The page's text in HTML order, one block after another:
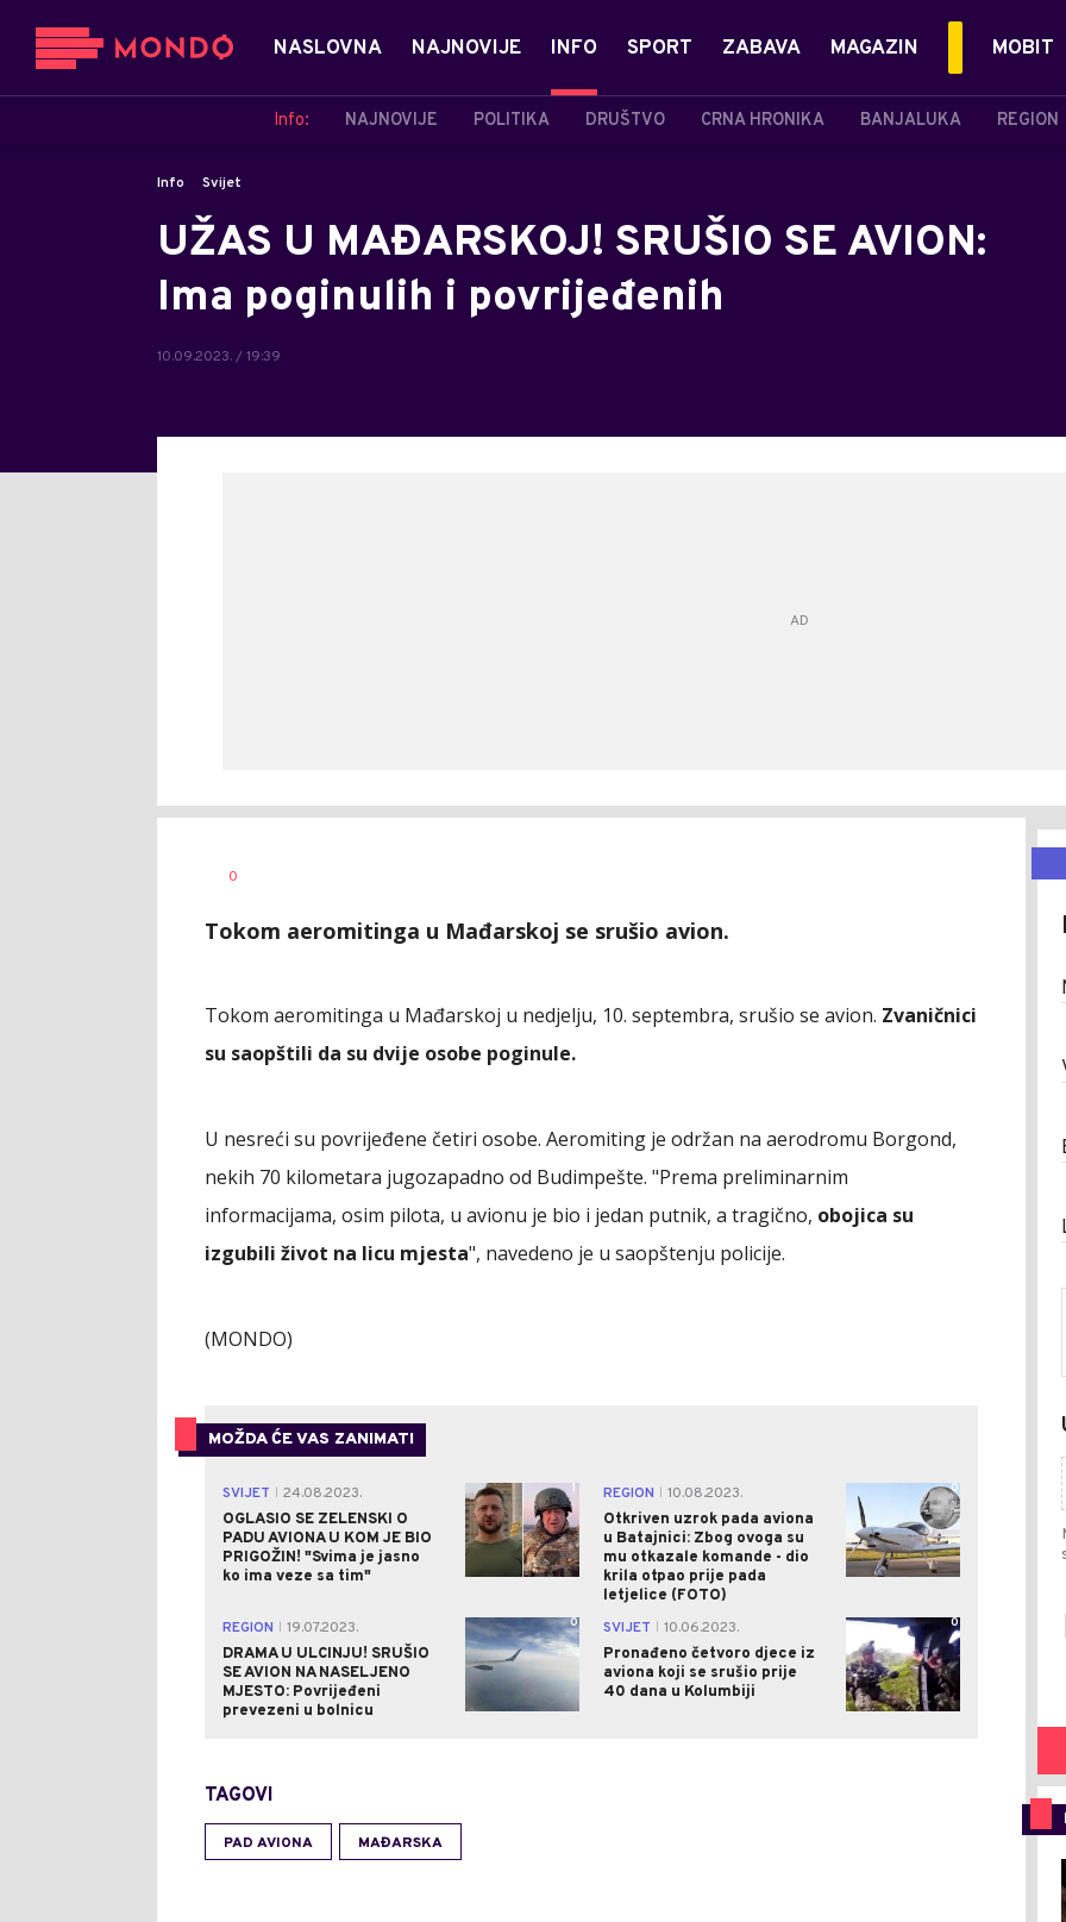
NASLOVNA NAJNOVIJE INFO
Info: NAJNOVIJE POLITIKA DRUŠTVO CRNA HRONIKA BANJALUKA REGION
SPORT ZABAVA MAGAZIN MOBIT
Info Svijet
UŽAS U MAĐARSKOJ! SRUŠIO SE AVION:
Ima poginulih i povrijeđenih
10.09.2023. / 19:39
AUTOR
0
Tokom aeromitinga u Mađarskoj se srušio avion.
Tokom aeromitinga u Mađarskoj u nedjelju, 10. septembra, srušio se avion. Zvaničnici
su saopštili da su dvije osobe poginule.
U nesreći su povrijeđene četiri osobe. Aeromiting je održan na aerodromu Borgond,
nekih 70 kilometara jugozapadno od Budimpešte. "Prema preliminarnim
informacijama, osim pilota, u avionu je bio i jedan putnik, a tragično, obojica su
izgubili život na licu mjesta", navedeno je u saopštenju policije.
(MONDO)
MOŽDA ĆE VAS ZANIMATI
SVIJET
24.08.2023.
OGLASIO SE ZELENSKI O
PADU AVIONA U KOM JE BIO
PRIGOŽIN! "Svima je jasno
ko ima veze sa tim"
1 REGION
10.08.2023.
Otkriven uzrok pada aviona
u Batajnici: Zbog ovoga su
mu otkazale komande - dio
krila otpao prije pada
letjelice (FOTO)
0
REGION
19.07.2023.
DRAMA U ULCINJU! SRUŠIO
SE AVION NA NASELJENO
MJESTO: Povrijeđeni
prevezeni u bolnicu
0 SVIJET
10.06.2023.
Pronađeno četvoro djece iz
aviona koji se srušio prije
40 dana u Kolumbiji
0
TAGOVI
PAD AVIONA MAĐARSKA